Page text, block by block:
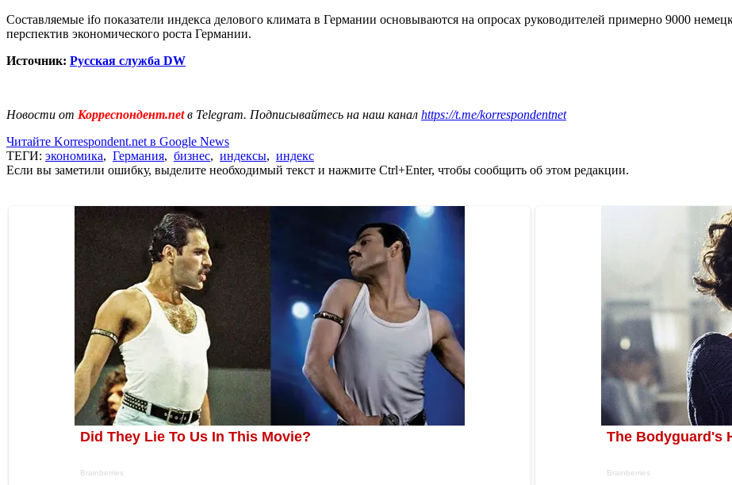
Составляемые ifo показатели индекса делового климата в Германии основываются на опросах руководителей примерно 9000
перспектив экономического роста Германии.
Источник: Русская служба DW
Новости от Корреспондент.netв Telegram. Подписывайтесь на наш канал https://t.me/korrespondentnet
Читайте Korrespondent.net в Google News
ТЕГИ: экономика, Германия, бизнес, индексы, индекс
Если вы заметили ошибку, выделите необходимый текст и нажмите Ctrl+Enter, чтобы сообщить об этом редакции.